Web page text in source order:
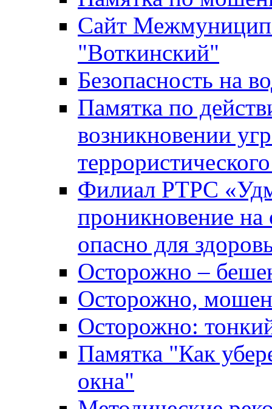
Сайт
"Воткинский"
Безопасность на
Памятка по
возникновении
Филиал РТРС
проникновение на
опасно для
Осторожно –
Осторожно,
Осторожно:
Памятка "Как
окна"